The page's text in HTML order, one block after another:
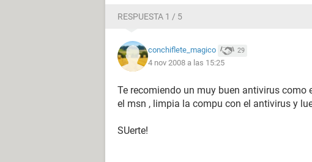
RESPUESTA 1 / 5
conchiflete_magico 29
4 nov 2008 a las 15:25
Te recomiendo un muy buen antivirus como
el msn , limpia la compu con el antivirus y
SUerte!